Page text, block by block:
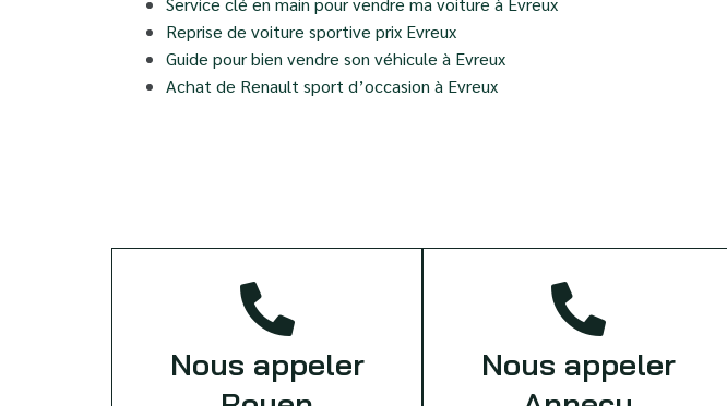
Reprise de voiture sportive prix Evreux
Guide pour bien vendre son véhicule à Evreux
Achat de Renault sport d’occasion à Evreux
Nous appeler
Nous appeler